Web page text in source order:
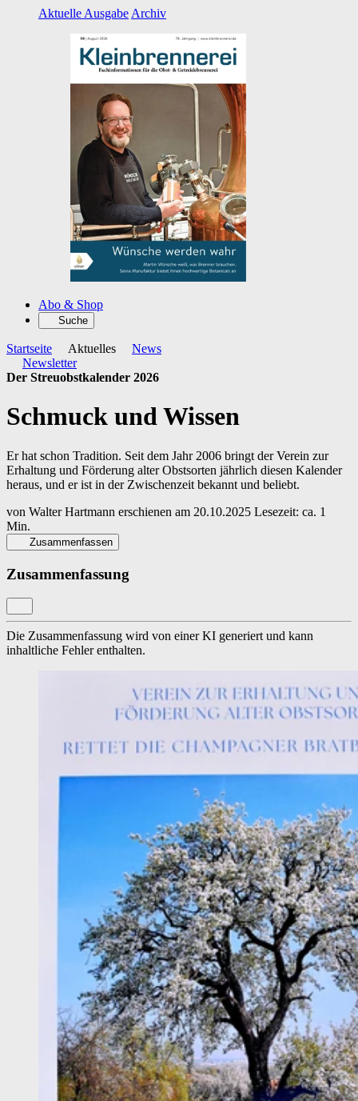
Aktuelle Ausgabe Archiv
Abo & Shop
Suche
Startseite Aktuelles
News
Newsletter
Der Streuobstkalender 2026
Schmuck und Wissen
Er hat schon Tradition. Seit dem Jahr 2006 bringt der Verein zur
Erhaltung und Förderung alter Obstsorten jährlich diesen Kalender
heraus, und er ist in der Zwischenzeit bekannt und beliebt.
von Walter Hartmann erschienen am 20.10.2025 Lesezeit: ca. 1
Min.
Zusammenfassen
Zusammenfassung
Die Zusammenfassung wird von einer KI generiert und kann
inhaltliche Fehler enthalten.